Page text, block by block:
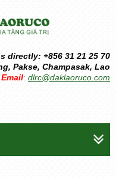
directly: +856 31 21 25 70
Pakse, Champasak, Lao
Email: dlrc@daklaoruco.com